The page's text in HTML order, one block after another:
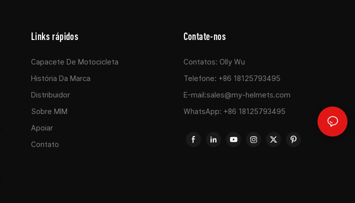
Links rápidos
Capacete De Motocicleta
História Da Marca
Distribuidor
Sobre MIM
Apoiar
Contato
Contate-nos
Contatos: Olly Wu
Telefone: +86 18125793495
E-mail:sales@my-helmets.com
WhatsApp: +86 18125793495